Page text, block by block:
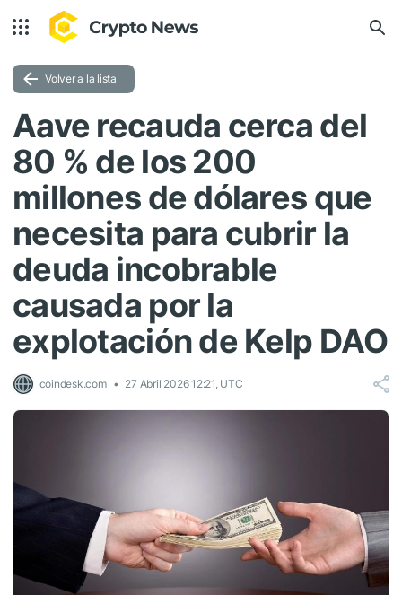
Volver a la lista
Aave recauda cerca del
80 % de los 200
millones de dólares que
necesita para cubrir la
deuda incobrable
causada por la
explotación de Kelp DAO
coindesk.com 27 Abril 2026 12:21, UTC